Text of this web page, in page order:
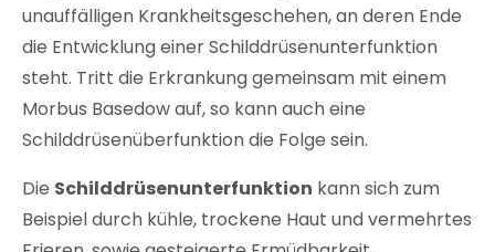
unauffälligen Krankheitsgeschehen, an deren Ende
die Entwicklung einer Schilddrüsenunterfunktion
steht. Tritt die Erkrankung gemeinsam mit einem
Morbus Basedow auf, so kann auch eine
Schilddrüsenüberfunktion die Folge sein.
Die Schilddrüsenunterfunktion kann sich zum
Beispiel durch kühle, trockene Haut und vermehrtes